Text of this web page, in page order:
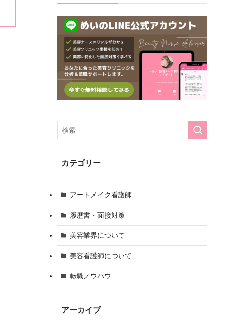
カテゴリー
アートメイク看護師
履歴書・面接対策
美容業界について
美容看護師について
転職ノウハウ
アーカイブ